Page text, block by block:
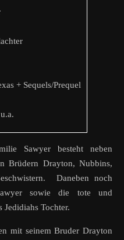
+ Sequels/Prequel
Sawyer besteht neben
Brüdern Drayton, Nubbins,
Daneben noch
sowie die tote und
Tochter.
mit seinem Bruder Drayton